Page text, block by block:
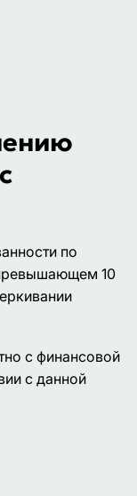
по
10
с финансовой
с данной